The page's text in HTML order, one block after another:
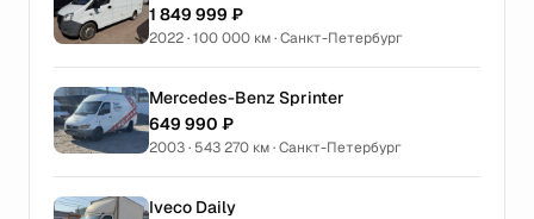
1 849 999 ₽
2022 · 100 000 км · Санкт-Петербург
Mercedes-Benz Sprinter
649 990 ₽
2003 · 543 270 км · Санкт-Петербург
Iveco Daily